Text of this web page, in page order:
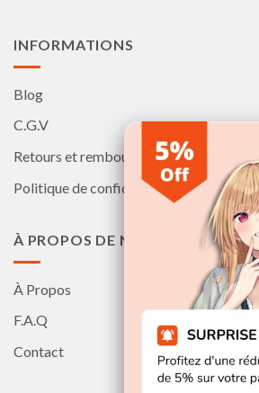
INFORMATIONS
Blog
C.G.V
Retours et remboursements
Politique de confidentialité
À PROPOS DE NOUS
À Propos
F.A.Q
Contact